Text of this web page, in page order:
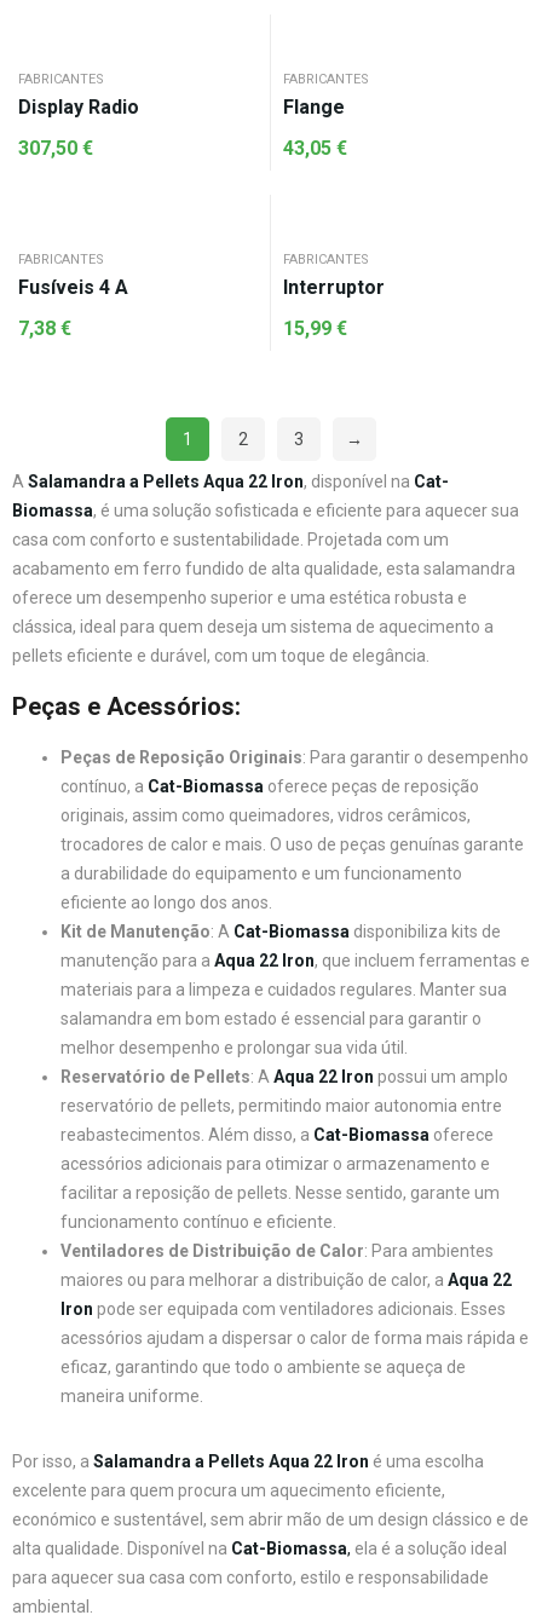
FABRICANTES
Display Radio
307,50 €
FABRICANTES
Flange
43,05 €
FABRICANTES
Fusíveis 4 A
7,38 €
FABRICANTES
Interruptor
15,99 €
1 2 3 →
ASalamandra a Pellets Aqua 22 Iron, disponível na Cat-
Biomassa, é uma solução sofisticada e eficiente para aquecer sua
casa com conforto e sustentabilidade. Projetada com um
acabamento em ferro fundido de alta qualidade, esta salamandra
oferece um desempenho superior e uma estética robusta e
clássica, ideal para quem deseja um sistema de aquecimento a
pellets eficiente e durável, com um toque de elegância.
Peças e Acessórios:
Peças de Reposição Originais: Para garantir o desempenho
contínuo, a Cat-Biomassa oferece peças de reposição
originais, assim como queimadores, vidros cerâmicos,
trocadores de calor e mais. O uso de peças genuínas garante
a durabilidade do equipamento e um funcionamento
eficiente ao longo dos anos.
Kit de Manutenção: A Cat-Biomassa disponibiliza kits de
manutenção para a Aqua 22 Iron, que incluem ferramentas e
materiais para a limpeza e cuidados regulares. Manter sua
salamandra em bom estado é essencial para garantir o
melhor desempenho e prolongar sua vida útil.
Reservatório de Pellets: AAqua 22 Iron possui um amplo
reservatório de pellets, permitindo maior autonomia entre
reabastecimentos. Além disso, a Cat-Biomassa oferece
acessórios adicionais para otimizar o armazenamento e
facilitar a reposição de pellets. Nesse sentido, garante um
funcionamento contínuo e eficiente.
Ventiladores de Distribuição de Calor: Para ambientes
maiores ou para melhorar a distribuição de calor, a Aqua 22
Iron pode ser equipada com ventiladores adicionais. Esses
acessórios ajudam a dispersar o calor de forma mais rápida e
eficaz, garantindo que todo o ambiente se aqueça de
maneira uniforme.
Por isso, a Salamandra a Pellets Aqua 22 Iron é uma escolha
excelente para quem procura um aquecimento eficiente,
económico e sustentável, sem abrir mão de um design clássico e de
alta qualidade. Disponível na Cat-Biomassa, ela é a solução ideal
para aquecer sua casa com conforto, estilo e responsabilidade
ambiental.